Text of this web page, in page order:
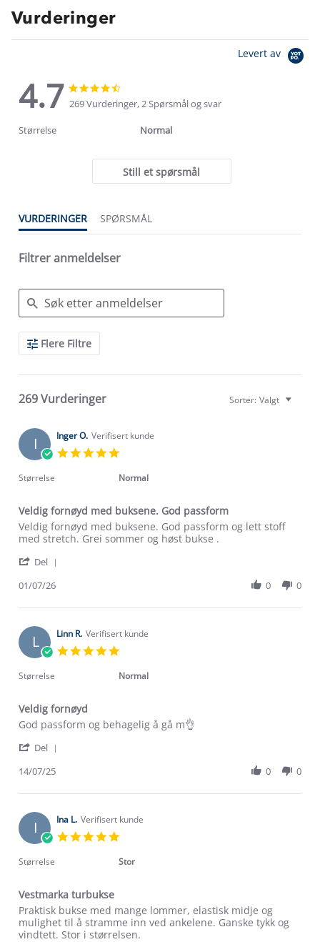
Vurderinger
Levert av
4.7
4.7
star
rating
star
rating
269 Vurderinger, 2 Spørsmål og svar
Størrelse Normal
Still et spørsmål
VURDERINGER SPØRSMÅL
Filtrer anmeldelser
Search
ReviewsFlere Filtre
269 Vurderinger Sorter: Valgt
I Inger O. Verifisert kunde
rating
Størrelse Normal
Veldig fornøyd med buksene. God passform
Review
by
O.
1
2026
review
stating
fornøyd
buksene.
passform
Veldig fornøyd med buksene. God passform og lett stoff
med stretch. Grei sommer og høst bukse .
Del
Inger
on
1
Jul
01/07/26 0 0
L Linn R. Verifisert kunde
rating
Størrelse Normal
Veldig fornøyd
Review
Linn
on
Jul
review
Veldig
God passform og behagelig å gå m👌
Del
Linn
on
14
Jul
14/07/25 0 0
I Ina L. Verifisert kunde
rating
Størrelse Stor
Vestmarka turbukse
Review
by
Ina
review
stating
Vestmarka
Praktisk bukse med mange lommer, elastisk midje og
mulighet til å stramme inn ved ankelene. Ganske tykk og
vindtett. Stor i størrelsen.